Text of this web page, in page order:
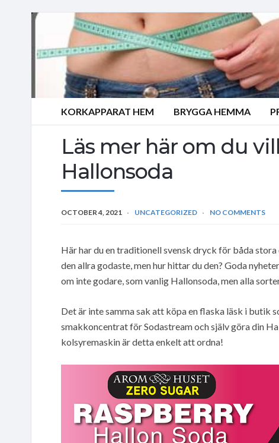
KORKAPPARAT HEM BRYGGA HEMMA
Läs mer här om du
Hallonsoda
OCTOBER 4, 2021 UNCATEGORIZED NO COMMENTS
Här har du en traditionell svensk dryck för båda
den allra godaste, men hur hittar du den? Goda
om inte godare, som vanlig Hallonsoda, men alla
Det är inte samma sak att köpa en flaska läsk i butik
smakkoncentrat för Sodastream och själv göra din
kolsyremaskin är detta enkelt att ordna!